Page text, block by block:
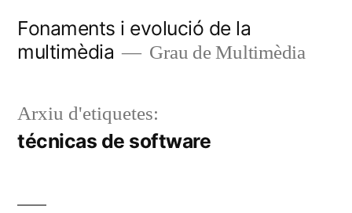
Fonaments i evolució de la
multimèdia
Grau de Multimèdia
Arxiu d'etiquetes:
técnicas de software